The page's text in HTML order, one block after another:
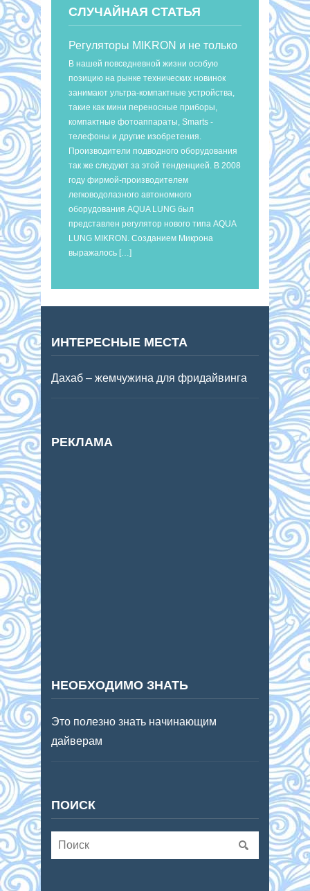
СЛУЧАЙНАЯ СТАТЬЯ
Регуляторы MIKRON и не только
В нашей повседневной жизни особую
позицию на рынке технических новинок
занимают ультра-компактные устройства,
такие как мини переносные приборы,
компактные фотоаппараты, Smarts -
телефоны и другие изобретения.
Производители подводного оборудования
так же следуют за этой тенденцией. В 2008
году фирмой-производителем
легководолазного автономного
оборудования AQUA LUNG был
представлен регулятор нового типа AQUA
LUNG MIKRON. Созданием Микрона
выражалось […]
ИНТЕРЕСНЫЕ МЕСТА
Дахаб – жемчужина для фридайвинга
РЕКЛАМА
НЕОБХОДИМО ЗНАТЬ
Это полезно знать начинающим
дайверам
ПОИСК